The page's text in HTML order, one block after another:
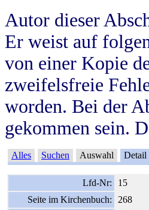
Autor dieser
Er weist auf
von einer Kopie
zweifelsfreie
worden. Bei der
gekommen sein.
Alles Suchen Auswahl Detail
Lfd-Nr:
15
Seite im Kirchenbuch:
268